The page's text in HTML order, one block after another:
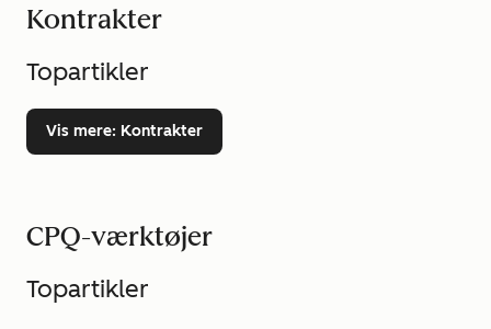
Kontrakter
Topartikler
Vis mere: Kontrakter
CPQ-værktøjer
Topartikler